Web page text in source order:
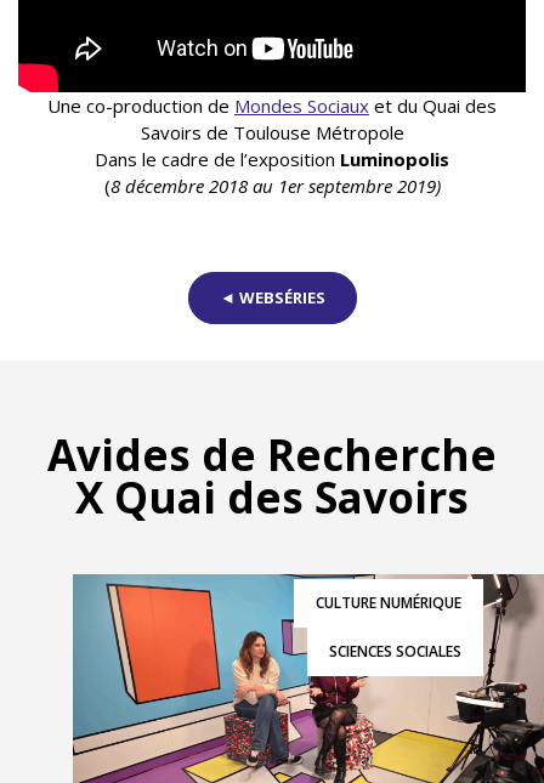
Une co-production de Mondes Sociaux et du Quai des
Savoirs de Toulouse Métropole
Dans le cadre de l’exposition Luminopolis
(8 décembre 2018 au 1er septembre 2019)
◄ WEBSÉRIES
Avides de Recherche
X Quai des Savoirs
CULTURE NUMÉRIQUE
SCIENCES SOCIALES